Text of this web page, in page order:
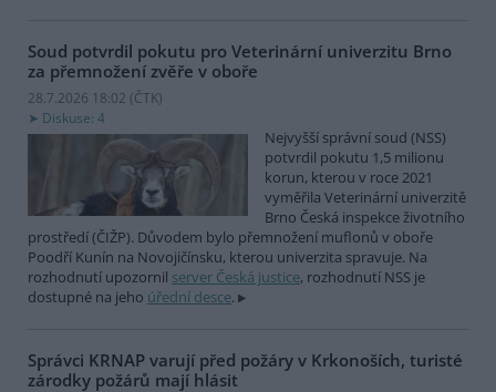
Soud potvrdil pokutu pro Veterinární univerzitu Brno
za přemnožení zvěře v oboře
28.7.2026 18:02 (ČTK)
Diskuse: 4
Nejvyšší správní soud (NSS)
potvrdil pokutu 1,5 milionu
korun, kterou v roce 2021
vyměřila Veterinární univerzitě
Brno Česká inspekce životního
prostředí (ČIŽP). Důvodem bylo přemnožení muflonů v oboře
Poodří Kunín na Novojičínsku, kterou univerzita spravuje. Na
rozhodnutí upozornil server Česká justice, rozhodnutí NSS je
dostupné na jeho úřední desce.
Správci KRNAP varují před požáry v Krkonoších, turisté
zárodky požárů mají hlásit